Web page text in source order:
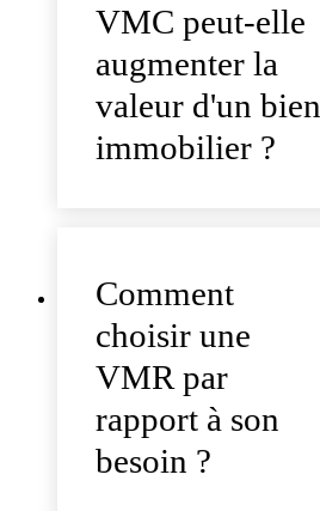
VMC peut-elle
augmenter la
valeur d'un bien
immobilier ?
Comment
choisir une
VMR par
rapport à son
besoin ?